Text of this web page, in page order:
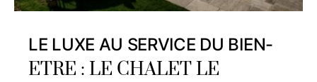
LE LUXE AU SERVICE DU BIEN-
ETRE : LE CHALET LE